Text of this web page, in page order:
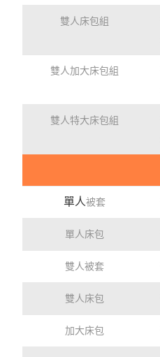
雙人床包組
雙人加大床包組
雙人特大床包組
單人被套
單人床包
雙人被套
雙人床包
加大床包